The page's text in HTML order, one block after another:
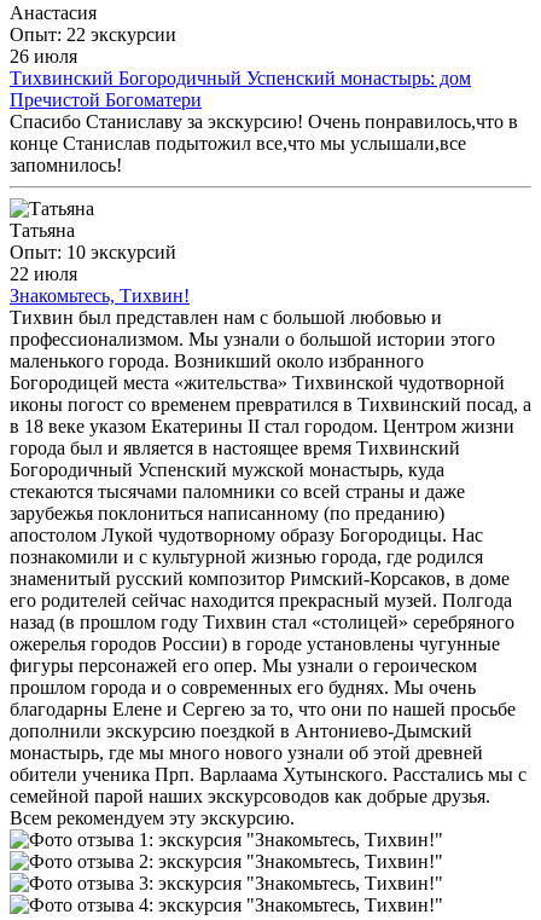
Анастасия
Опыт: 22 экскурсии
26 июля
Тихвинский Богородичный Успенский монастырь: дом
Пречистой Богоматери
Спасибо Станиславу за экскурсию! Очень понравилось,что в
конце Станислав подытожил все,что мы услышали,все
запомнилось!
Татьяна
Опыт: 10 экскурсий
22 июля
Знакомьтесь, Тихвин!
Тихвин был представлен нам с большой любовью и
профессионализмом. Мы узнали о большой истории этого
маленького города. Возникший около избранного
Богородицей места «жительства» Тихвинской чудотворной
иконы погост со временем превратился в Тихвинский посад, а
в 18 веке указом Екатерины II стал городом. Центром жизни
города был и является в настоящее время Тихвинский
Богородичный Успенский мужской монастырь, куда
стекаются тысячами паломники со всей страны и даже
зарубежья поклониться написанному (по преданию)
апостолом Лукой чудотворному образу Богородицы. Нас
познакомили и с культурной жизнью города, где родился
знаменитый русский композитор Римский-Корсаков, в доме
его родителей сейчас находится прекрасный музей. Полгода
назад (в прошлом году Тихвин стал «столицей» серебряного
ожерелья городов России) в городе установлены чугунные
фигуры персонажей его опер. Мы узнали о героическом
прошлом города и о современных его буднях. Мы очень
благодарны Елене и Сергею за то, что они по нашей просьбе
дополнили экскурсию поездкой в Антониево-Дымский
монастырь, где мы много нового узнали об этой древней
обители ученика Прп. Варлаама Хутынского. Расстались мы с
семейной парой наших экскурсоводов как добрые друзья.
Всем рекомендуем эту экскурсию.